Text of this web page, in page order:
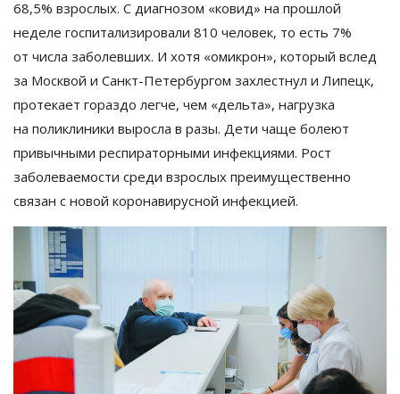
68,5% взрослых. С диагнозом «ковид» на прошлой
неделе госпитализировали 810 человек, то есть 7%
от числа заболевших. И хотя «омикрон», который вслед
за Москвой и Санкт-Петербургом захлестнул и Липецк,
протекает гораздо легче, чем «дельта», нагрузка
на поликлиники выросла в разы. Дети чаще болеют
привычными респираторными инфекциями. Рост
заболеваемости среди взрослых преимущественно
связан с новой коронавирусной инфекцией.